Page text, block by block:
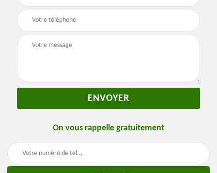
On vous rappelle gratuitement